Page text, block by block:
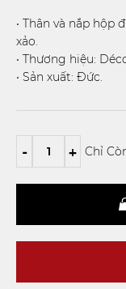
• Thân và nắp hộp
xảo.
• Thương hiệu:
• Sản xuất: Đức.
- + Chỉ